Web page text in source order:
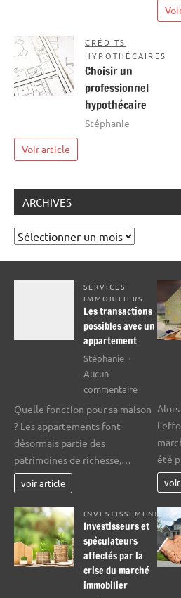
CRÉDITS
HYPOTHÉCAIRES
Choisir un
professionnel
hypothécaire
Stéphanie
Voir article
ARCHIVES
Archives
SERVICES
IMMOBILIERS
Les transactions
possibles avec un
appartement
Stéphanie
Aucun
commentairesur
transactions
Quelle fonction pour sa maison
? Les appartements font
désormais partie des
patrimoines de richesse,…
voir article
été
INVESTISSEMENT
Investisseurs et
spéculateurs
affectés par la
crise du marché
immobilier